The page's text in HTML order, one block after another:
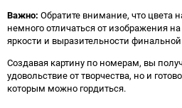
Важно: Обратите внимание, что цвета
немного отличаться от изображения
яркости и выразительности
Создавая картину по номерам, вы
удовольствие от творчества, но и
которым можно гордиться.